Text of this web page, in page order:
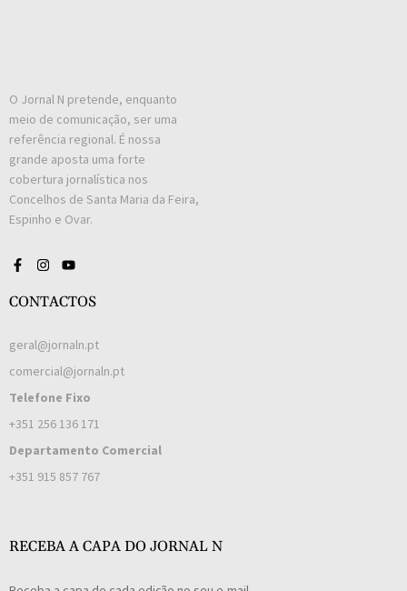
O Jornal N pretende, enquanto
meio de comunicação, ser uma
referência regional. É nossa
grande aposta uma forte
cobertura jornalística nos
Concelhos de Santa Maria da Feira,
Espinho e Ovar.
CONTACTOS
geral@jornaln.pt
comercial@jornaln.pt
Telefone Fixo
+351 256 136 171
Departamento Comercial
+351 915 857 767
RECEBA A CAPA DO JORNAL N